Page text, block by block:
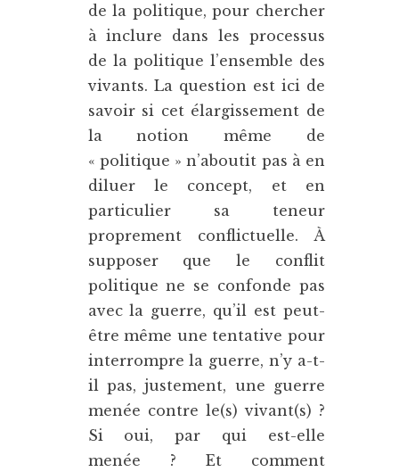
de la politique, pour chercher
à inclure dans les processus
de la politique l’ensemble des
vivants. La question est ici de
savoir si cet élargissement de
la notion même de
« politique » n’aboutit pas à en
diluer le concept, et en
particulier sa teneur
proprement conflictuelle. À
supposer que le conflit
politique ne se confonde pas
avec la guerre, qu’il est peut-
être même une tentative pour
interrompre la guerre, n’y a-t-
il pas, justement, une guerre
menée contre le(s) vivant(s) ?
Si oui, par qui est-elle
menée ? Et comment